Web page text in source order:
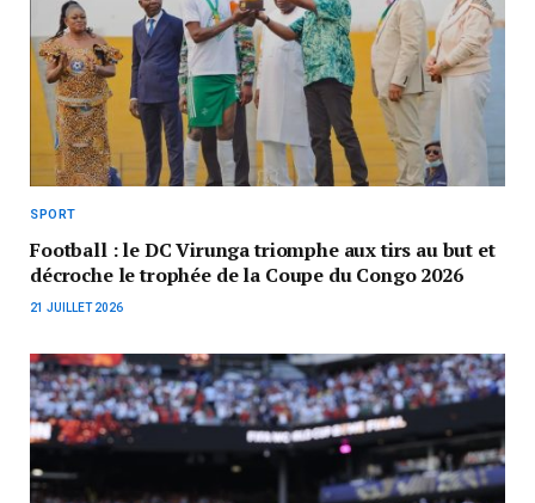
SPORT
Football : le DC Virunga triomphe aux tirs au but et
décroche le trophée de la Coupe du Congo 2026
21 JUILLET 2026